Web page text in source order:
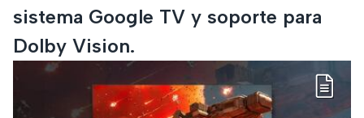
sistema Google TV y soporte para
Dolby Vision.